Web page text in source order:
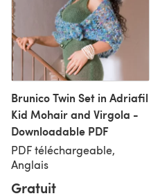
Brunico Twin Set in Adriafil
Kid Mohair and Virgola -
Downloadable PDF
PDF téléchargeable,
Anglais
Gratuit